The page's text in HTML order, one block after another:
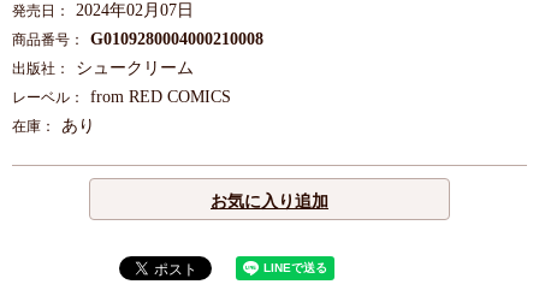
発売日： 2024年02月07日
商品番号： G0109280004000210008
出版社： シュークリーム
レーベル： from RED COMICS
在庫： あり
お気に入り追加